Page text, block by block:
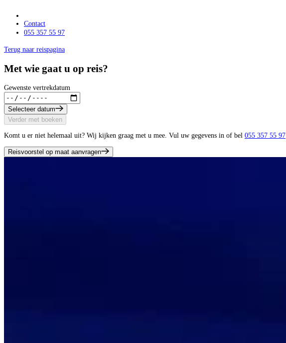
Contact
055 357 55 97
Terug naar reispagina
Met wie gaat u op reis?
Gewenste vertrekdatum
Selecteer datum
Verder met boeken
Komt u er niet helemaal uit? Wij kijken graag met u mee. Vul uw gegevens in of bel 055 357 55 97
Reisvoorstel op maat aanvragen